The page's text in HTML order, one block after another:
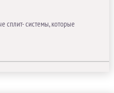
сплит- системы, которые